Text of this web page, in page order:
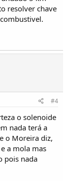
resolver chave
#4
o solenoide
nada terá a
o Moreira diz,
a mola mas
pois nada